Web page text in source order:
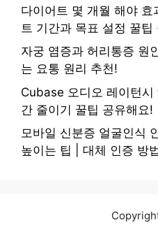
다이어트 몇 개월 해야
트 기간과 목표 설정 꿀팁
자궁 염증과 허리통증 원
는 요통 원리 추천!
Cubase 오디오 레이턴
간 줄이기 꿀팁 공유해요!
모바일 신분증 얼굴인식
높이는 팁 | 대체 인증 방